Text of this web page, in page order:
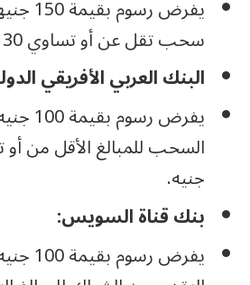
يفرض
سحب تقل عن أو تساوي 30 ألف جنيه .
البنك العربي الأفريقي
يفرض
جنيه.
بنك قناة السويس:
يفرض